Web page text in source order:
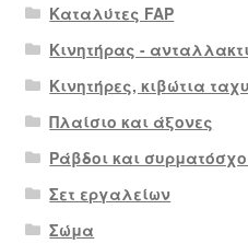
Καταλύτες FAP
Κινητήρας -
Κινητήρες, κιβώτια
Πλαίσιο και άξονες
Ράβδοι και
Σετ εργαλείων
Σώμα